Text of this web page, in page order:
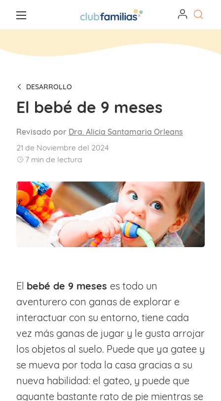
DESARROLLO
El bebé de 9 meses
Revisado por Dra. Alicia Santamaria Orleans
21 de Noviembre del 2024
7min de lectura
El bebé de 9 meses es todo un
aventurero con ganas de explorar e
interactuar con su entorno, tiene cada
vez más ganas de jugar y le gusta arrojar
los objetos al suelo. Puede que ya gatee y
se mueva por toda la casa gracias a su
nueva habilidad: el gateo, y puede que
aguante bastante rato de pie mientras se